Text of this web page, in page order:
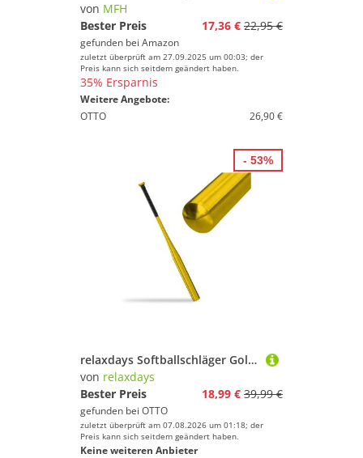
von MFH
Bester Preis
17,36 € 22,95 €
gefunden bei Amazon
zuletzt überprüft am 27.09.2025 um 00:03; der
Preis kann sich seitdem geändert haben.
35% Ersparnis
Weitere Angebote:
OTTO
26,90 €
relaxdays Softballschläger Goldener Baseballschläger aus Aluminium, 5 "
von relaxdays
Bester Preis
18,99 € 39,99 €
gefunden bei OTTO
zuletzt überprüft am 07.08.2026 um 01:18; der
Preis kann sich seitdem geändert haben.
Keine weiteren Anbieter
- 53%